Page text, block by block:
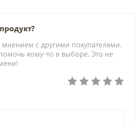
с другими покупателями.
кому-то в выборе. Это не